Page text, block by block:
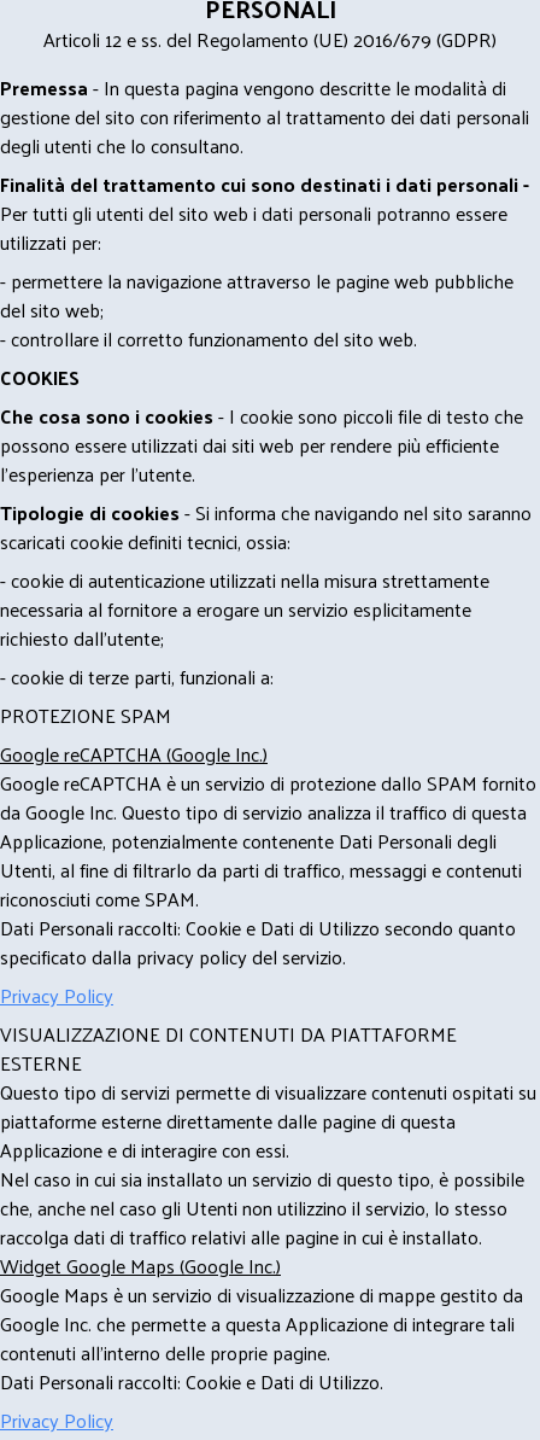
Articoli 12 e ss. del Regolamento (UE) 2016/679 (GDPR)
Premessa- In questa pagina vengono descritte le modalità di
gestione del sito con riferimento al trattamento dei dati personali
degli utenti che lo consultano.
Finalità del trattamento cui sono destinati i dati personali -
Per tutti gli utenti del sito web i dati personali potranno essere
utilizzati per:
- permettere la navigazione attraverso le pagine web pubbliche
del sito web;
- controllare il corretto funzionamento del sito web.
COOKIES
Che cosa sono i cookies- I cookie sono piccoli file di testo che
possono essere utilizzati dai siti web per rendere più efficiente
l'esperienza per l'utente.
Tipologie di cookies- Si informa che navigando nel sito saranno
scaricati cookie definiti tecnici, ossia:
- cookie di autenticazione utilizzati nella misura strettamente
necessaria al fornitore a erogare un servizio esplicitamente
richiesto dall'utente;
- cookie di terze parti, funzionali a:
PROTEZIONE SPAM
Google reCAPTCHA (Google Inc.)
Google reCAPTCHA è un servizio di protezione dallo SPAM fornito
da Google Inc. Questo tipo di servizio analizza il traffico di questa
Applicazione, potenzialmente contenente Dati Personali degli
Utenti, al fine di filtrarlo da parti di traffico, messaggi e contenuti
riconosciuti come SPAM.
Dati Personali raccolti: Cookie e Dati di Utilizzo secondo quanto
specificato dalla privacy policy del servizio.
Privacy Policy
VISUALIZZAZIONE DI CONTENUTI DA PIATTAFORME
ESTERNE
Questo tipo di servizi permette di visualizzare contenuti ospitati su
piattaforme esterne direttamente dalle pagine di questa
Applicazione e di interagire con essi.
Nel caso in cui sia installato un servizio di questo tipo, è possibile
che, anche nel caso gli Utenti non utilizzino il servizio, lo stesso
raccolga dati di traffico relativi alle pagine in cui è installato.
Widget Google Maps (Google Inc.)
Google Maps è un servizio di visualizzazione di mappe gestito da
Google Inc. che permette a questa Applicazione di integrare tali
contenuti all'interno delle proprie pagine.
Dati Personali raccolti: Cookie e Dati di Utilizzo.
Privacy Policy